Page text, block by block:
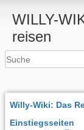
WILLY-
reisen
Willy-Wiki: Das
Einstiegsseiten